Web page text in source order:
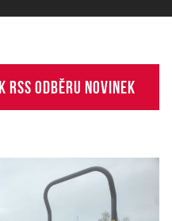
odběru novinek